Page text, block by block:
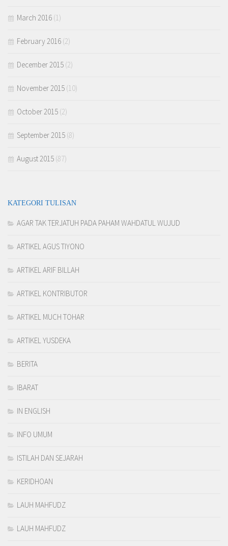
March 2016 (1)
February 2016 (2)
December 2015 (2)
November 2015 (10)
October 2015 (2)
September 2015 (8)
August 2015 (87)
KATEGORI TULISAN
AGAR TAK TERJATUH PADA PAHAM WAHDATUL WUJUD
ARTIKEL AGUS TIYONO
ARTIKEL ARIF BILLAH
ARTIKEL KONTRIBUTOR
ARTIKEL MUCH TOHAR
ARTIKEL YUSDEKA
BERITA
IBARAT
IN ENGLISH
INFO UMUM
ISTILAH DAN SEJARAH
KERIDHOAN
LAUH MAHFUDZ
LAUH MAHFUDZ